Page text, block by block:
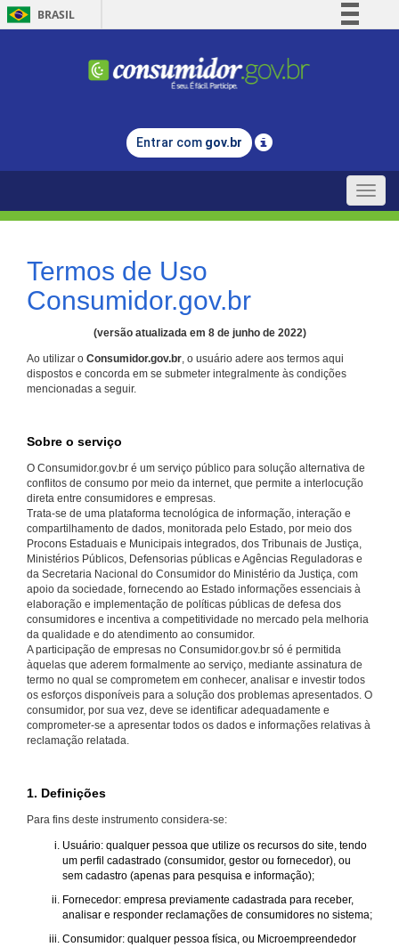
BRASIL
Comunica BR
Legislação
Entrar com gov.br
Toggle
Termos de Uso
Consumidor.gov.br
(versão atualizada em 8 de junho de 2022)
Ao utilizar o Consumidor.gov.br, o usuário adere aos termos aqui
dispostos e concorda em se submeter integralmente às condições
mencionadas a seguir.
Sobre o serviço
O Consumidor.gov.br é um serviço público para solução alternativa de
conflitos de consumo por meio da internet, que permite a interlocução
direta entre consumidores e empresas.
Trata-se de uma plataforma tecnológica de informação, interação e
compartilhamento de dados, monitorada pelo Estado, por meio dos
Procons Estaduais e Municipais integrados, dos Tribunais de Justiça,
Ministérios Públicos, Defensorias públicas e Agências Reguladoras e
da Secretaria Nacional do Consumidor do Ministério da Justiça, com
apoio da sociedade, fornecendo ao Estado informações essenciais à
elaboração e implementação de políticas públicas de defesa dos
consumidores e incentiva a competitividade no mercado pela melhoria
da qualidade e do atendimento ao consumidor.
A participação de empresas no Consumidor.gov.br só é permitida
àquelas que aderem formalmente ao serviço, mediante assinatura de
termo no qual se comprometem em conhecer, analisar e investir todos
os esforços disponíveis para a solução dos problemas apresentados. O
consumidor, por sua vez, deve se identificar adequadamente e
comprometer-se a apresentar todos os dados e informações relativas à
reclamação relatada.
1. Definições
Para fins deste instrumento considera-se:
Usuário: qualquer pessoa que utilize os recursos do site, tendo
um perfil cadastrado (consumidor, gestor ou fornecedor), ou
sem cadastro (apenas para pesquisa e informação);
Fornecedor: empresa previamente cadastrada para receber,
analisar e responder reclamações de consumidores no sistema;
Consumidor: qualquer pessoa física, ou Microempreendedor